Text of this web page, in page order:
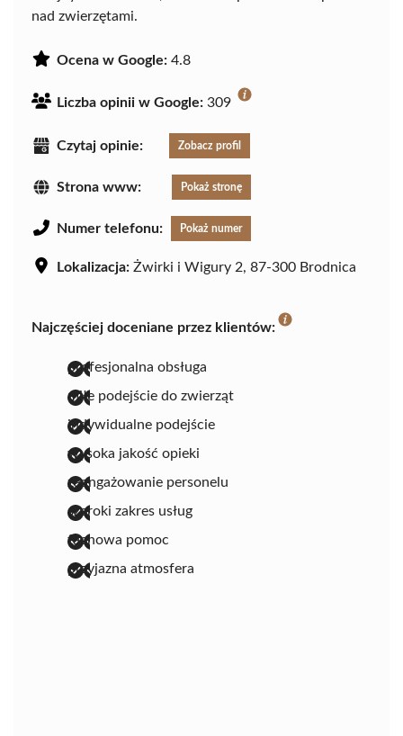
nad zwierzętami.
Ocena w Google: 4.8
Liczba opinii w Google: 309
Czytaj opinie: Zobacz profil
Strona www: Pokaż stronę
Numer telefonu: Pokaż numer
Lokalizacja: Żwirki i Wigury 2, 87-300 Brodnica
Najczęściej doceniane przez klientów:
profesjonalna obsługa
miłe podejście do zwierząt
indywidualne podejście
wysoka jakość opieki
zaangażowanie personelu
szeroki zakres usług
fachowa pomoc
przyjazna atmosfera